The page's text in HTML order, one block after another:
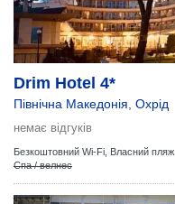
Drim Hotel 4*
Північна Македонія Охрід
немає відгуків
Безкоштовний Wi-Fi, Власний пляж,
Спа / велнес